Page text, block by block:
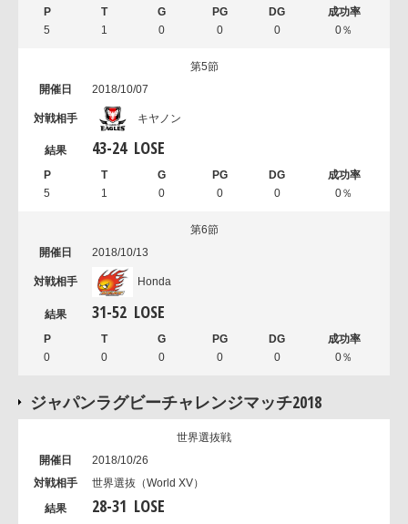
5 1 0 0 0 0％
第5節
2018/10/07
キヤノン
43-24 LOSE
5 1 0 0 0 0％
第6節
2018/10/13
Honda
31-52 LOSE
0 0 0 0 0 0％
ジャパンラグビーチャレンジマッチ2018
世界選抜戦
2018/10/26
世界選抜（World XV）
28-31 LOSE